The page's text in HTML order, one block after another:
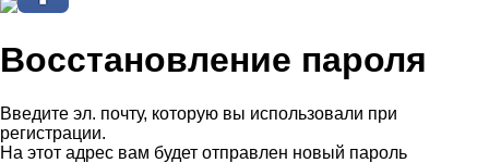
Восстановление пароля
Введите эл. почту, которую вы использовали при
регистрации.
На этот адрес вам будет отправлен новый пароль